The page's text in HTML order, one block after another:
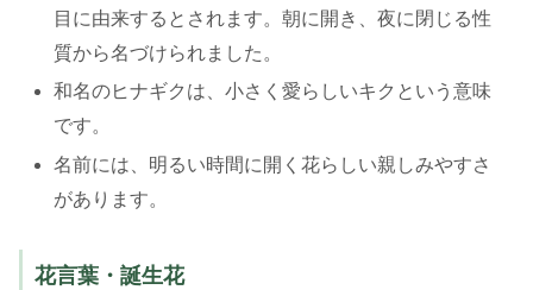
目に由来するとされます。朝に開き、夜に閉じる性
質から名づけられました。
和名のヒナギクは、小さく愛らしいキクという意味
です。
名前には、明るい時間に開く花らしい親しみやすさ
があります。
花言葉・誕生花